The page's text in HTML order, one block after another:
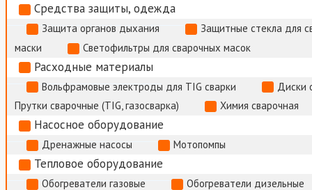
Средства защиты, одежда
Защита органов дыхания
Защитные стекла для
маски
Светофильтры для сварочных масок
Расходные материалы
Вольфрамовые электроды для TIG сварки
Диски
Прутки сварочные (TIG, газосварка)
Химия сварочная
Насосное оборудование
Дренажные насосы Мотопомпы
Тепловое оборудование
Обогреватели газовые Обогреватели дизельные